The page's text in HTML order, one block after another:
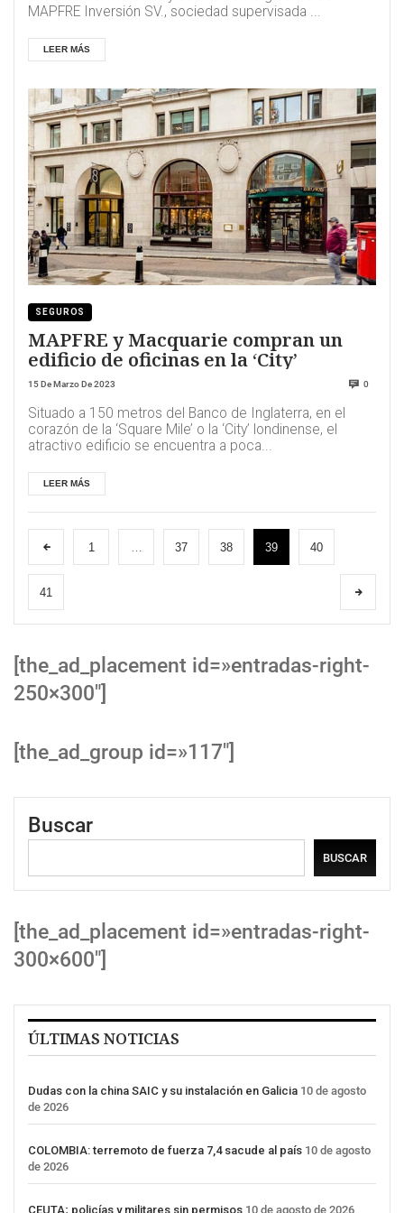
MAPFRE Inversión SV., sociedad supervisada ...
LEER MÁS
SEGUROS
MAPFRE y Macquarie compran un
edificio de oficinas en la ‘City’
15 De Marzo De 2023 0
Situado a 150 metros del Banco de Inglaterra, en el
corazón de la ‘Square Mile’ o la ‘City’ londinense, el
atractivo edificio se encuentra a poca...
LEER MÁS
1 37 38 39 40
41
[the_ad_placement id=»entradas-right-
250×300″]
[the_ad_group id=»117″]
Buscar
BUSCAR
[the_ad_placement id=»entradas-right-
300×600″]
ÚLTIMAS NOTICIAS
Dudas con la china SAIC y su instalación en Galicia 10 de agosto
de 2026
COLOMBIA: terremoto de fuerza 7,4 sacude al país 10 de agosto
de 2026
CEUTA; policías y militares sin permisos 10 de agosto de 2026